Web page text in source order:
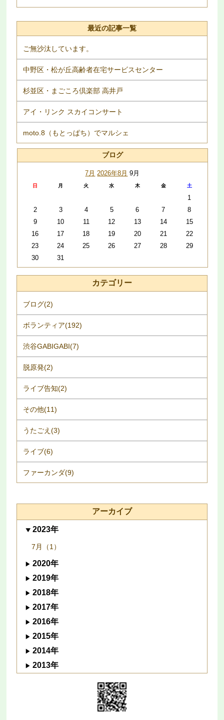
最近の記事一覧
ご無沙汰しています。
中野区・松が丘高齢者在宅サービスセンター
杉並区・まごころ倶楽部 高井戸
アイ・リンク スカイコンサート
moto.8（もとっぱち）でマルシェ
ブログ
7月 2026年8月 9月
日 月 火 水 木 金 土
1
2
3 4 5 6 7
8
9
10 11 12 13 14
15
16
17 18 19 20 21
22
23
24 25 26 27 28
29
30
31
カテゴリー
ブログ(2)
ボランティア(192)
渋谷GABIGABI(7)
脱原発(2)
ライブ告知(2)
その他(11)
うたごえ(3)
ライブ(6)
ファーカンダ(9)
アーカイブ
2023年
7月（1）
2020年
2019年
2018年
2017年
2016年
2015年
2014年
2013年